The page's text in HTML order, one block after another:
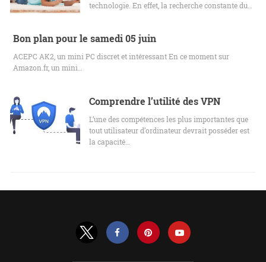
technologie. En effet, la recherche constante du…
Bon plan pour le samedi 05 juin
ACEPC AK2, un mini PC discret et intéressant En ce moment sur
Amazon.fr, un mini…
Comprendre l’utilité des VPN
L’une des compétences les plus importantes que
tout utilisateur d’ordinateur devrait posséder est
la capacité…